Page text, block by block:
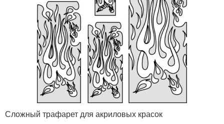
Сложный трафарет для акриловых красок